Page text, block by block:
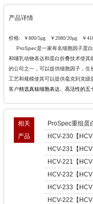
产品详情
价格: ￥800/5μg ￥2080/20μg ￥
ProSpec是一家有名细胞因子蛋
和哺乳动物表达和蛋白折叠技术使其
的公司之一，可以提供细胞因子，
工艺和规模使其可以提供毫克到克
客户精选真核细胞表达、高活性的五
相关
产品
ProSpec重组蛋
HCV-230【
型肝炎病毒
Hepatitis C
HCV-231【
型肝炎病毒
Hepatitis C
HCV-221【
肝炎病毒NS5,
C Virus NS5
HCV-232【
型肝炎病毒
Hepatitis C
HCV-233【
型肝炎病毒
HCV-222【